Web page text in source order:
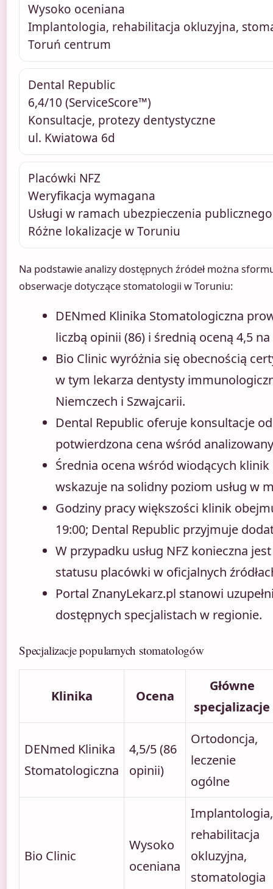
Wysoko oceniana
Implantologia, rehabilitacja okluzyjna,
Toruń centrum
Dental Republic
6,4/10 (ServiceScore™)
Konsultacje, protezy dentystyczne
ul. Kwiatowa 6d
Placówki NFZ
Weryfikacja wymagana
Usługi w ramach ubezpieczenia publicznego
Różne lokalizacje w Toruniu
Na podstawie analizy dostępnych źródeł można
obserwacje dotyczące stomatologii w Toruniu:
DENmed Klinika Stomatologiczna
liczbą opinii (86) i średnią oceną 4,5
Bio Clinic wyróżnia się obecnością
w tym lekarza dentysty
Niemczech i Szwajcarii.
Dental Republic oferuje konsultacje
potwierdzona cena wśród
Średnia ocena wśród wiodących klinik
wskazuje na solidny poziom usług w
Godziny pracy większości klinik
19:00; Dental Republic przyjmuje
W przypadku usług NFZ konieczna
statusu placówki w oficjalnych
Portal ZnanyLekarz.pl stanowi
dostępnych specjalistach w regionie.
Specjalizacje popularnych stomatologów
Klinika Ocena
Główne
specjalizacje
DENmed Klinika
Stomatologiczna
4,5/5 (86
opinii)
Ortodoncja,
leczenie
ogólne
Bio Clinic
Wysoko
oceniana
Implantologia,
rehabilitacja
okluzyjna,
stomatologia